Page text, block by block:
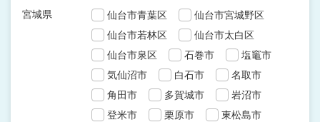
宮城県
仙台市青葉区
仙台市宮城野区
仙台市若林区
仙台市太白区
仙台市泉区
石巻市
塩竈市
気仙沼市
白石市
名取市
角田市
多賀城市
岩沼市
登米市
栗原市
東松島市